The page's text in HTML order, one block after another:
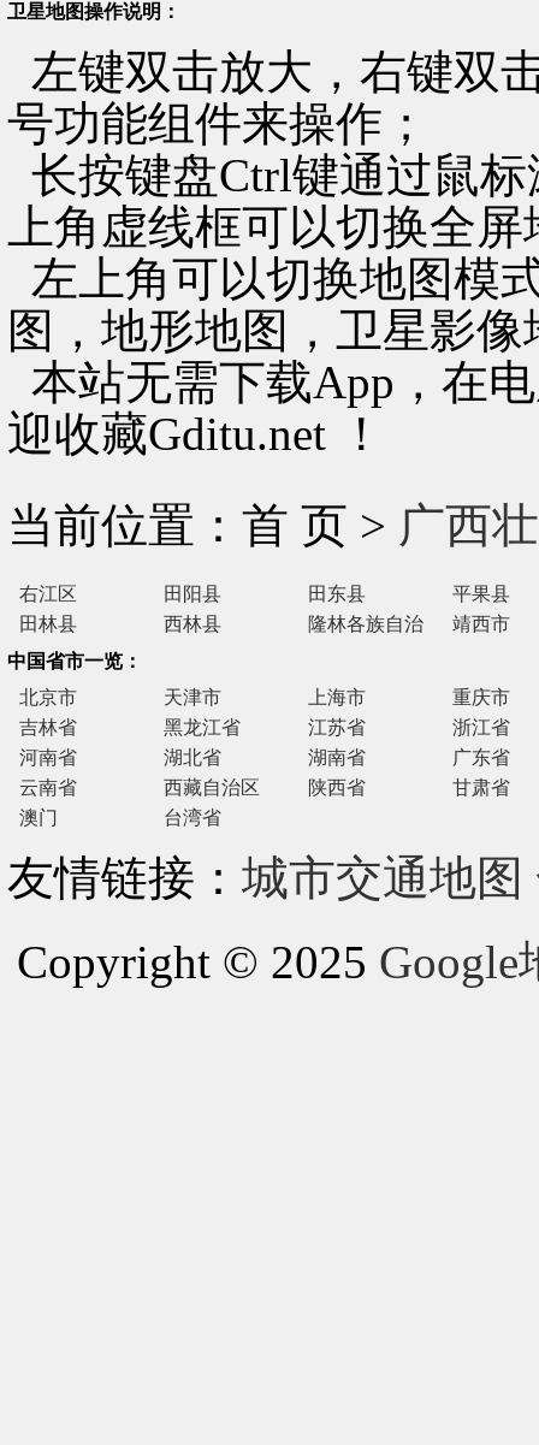
卫星地图操作说明：
左键双击放大，右键双
号功能组件来操作；
长按键盘Ctrl键通过鼠
上角虚线框可以切换全
左上角可以切换地图模
图，地形地图，卫星影像
本站无需下载App，在
迎收藏Gditu.net ！
当前位置：首 页 > 广西
右江区 田阳县 田东县
平果县
田林县
西林县
隆林各族自治
靖西市
中国省市一览：
北京市
天津市 上海市
重庆市
吉林省
黑龙江省 江苏省
浙江省
河南省
湖北省 湖南省
广东省
云南省
西藏自治区 陕西省
甘肃省
澳门
台湾省
友情链接： 城市交通地图
Copyright © 2025 Google